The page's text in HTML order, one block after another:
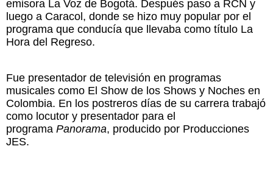
emisora La Voz de Bogotá. Después paso a RCN y
luego a Caracol, donde se hizo muy popular por el
programa que conducía que llevaba como título La
Hora del Regreso.
Fue presentador de televisión en programas
musicales como El Show de los Shows y Noches en
Colombia. En los postreros días de su carrera trabajó
como locutor y presentador para el
programa Panorama, producido por Producciones
JES.